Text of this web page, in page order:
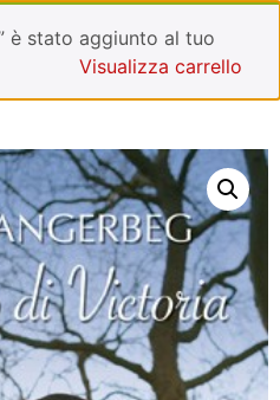
è stato aggiunto al tuo
Visualizza carrello